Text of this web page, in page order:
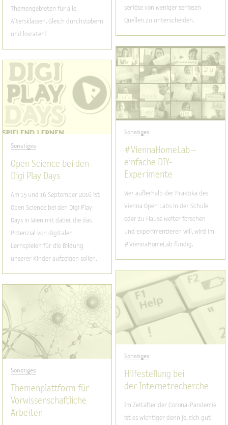
seriöse von weniger seriösen
Quellen zu unterscheiden.
Themengebieten für alle
Altersklassen. Gleich durchstöbern
und losraten!
Sonstiges
#ViennaHomeLab –
einfache DIY-
Experimente
Wer außerhalb der Praktika des
Vienna Open Labs in der Schule
oder zu Hause weiter forschen
und experimentieren will, wird im
#ViennaHomeLab fündig.
Sonstiges
Open Science bei den
Digi Play Days
Am 15 und 16 September 2016 ist
Open Science bei den Digi Play
Days in Wien mit dabei, die das
Potenzial von digitalen
Lernspielen für die Bildung
unserer Kinder aufzeigen sollen.
Sonstiges
Hilfestellung bei
der Internetrecherche
Im Zeitalter der Corona-Pandemie
ist es wichtiger denn je, sich gut
Sonstiges
Themenplattform für
Vorwissenschaftliche
Arbeiten